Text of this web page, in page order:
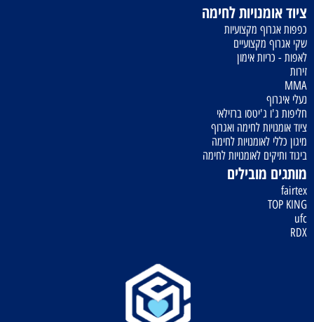
ציוד אומנויות לחימה
כפפות אגרוף מקצועיות
שקי אגרוף מקצועיים
לאפות - כריות אימון
זירות
MMA
נעלי איגרוף
חליפות ג'ו ג'יטסו ברזילאי
ציוד אומנויות לחימה ואגרוף
מיגון כללי לאומנויות לחימה
ביגוד ותיקים לאומנויות לחימה
מותגים מובילים
fairtex
TOP KING
ufc
RDX